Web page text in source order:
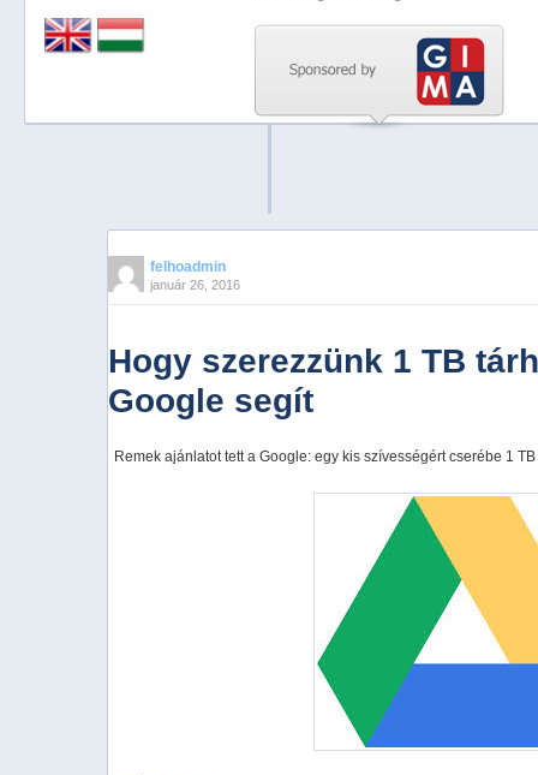
felhoadmin
január 26, 2016
Hogy szerezzünk 1 TB
Google segít
Remek ajánlatot tett a Google: egy kis szívességért cserébe 1